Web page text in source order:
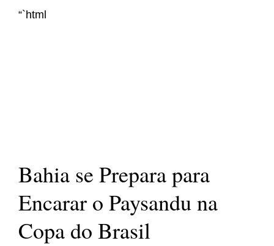
“`html
Bahia se Prepara para
Encarar o Paysandu na
Copa do Brasil